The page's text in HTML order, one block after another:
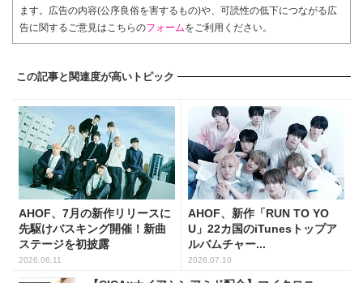
ます。広告の内容(公序良俗を害するもの)や、可読性の低下につながる広
告に関するご意見はこちらのフォームをご利用ください。
この記事と関連度が高いトピック
AHOF、7月の新作リリースに
先駆けバスキング開催！新曲
ステージを初披露
2026.06.11
AHOF、新作「RUN TO YO
U」22カ国のiTunesトップア
ルバムチャー...
2026.07.10